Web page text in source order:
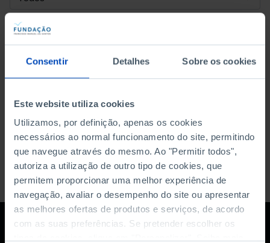
Consentir Detalhes Sobre os cookies
Este website utiliza cookies
Utilizamos, por definição, apenas os cookies
necessários ao normal funcionamento do site, permitindo
que navegue através do mesmo. Ao "Permitir todos",
autoriza a utilização de outro tipo de cookies, que
permitem proporcionar uma melhor experiência de
navegação, avaliar o desempenho do site ou apresentar
as melhores ofertas de produtos e serviços, de acordo
com as suas preferências. Se pretender escolher os
DATA DE INÍCIO
DATA DE FIM